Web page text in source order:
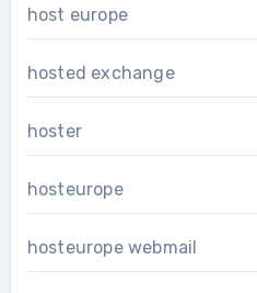
host europe
hosted exchange
hoster
hosteurope
hosteurope webmail